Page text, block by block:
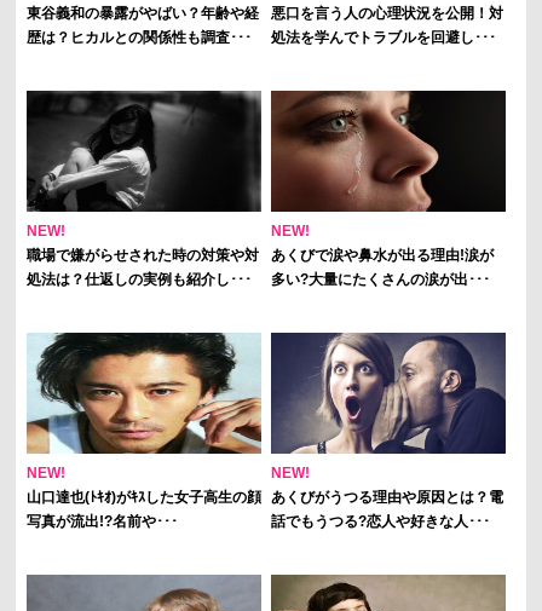
東谷義和の暴露がやばい？年齢や経
歴は？ヒカルとの関係性も調査･･･
悪口を言う人の心理状況を公開！対
処法を学んでトラブルを回避し･･･
NEW!
職場で嫌がらせされた時の対策や対
処法は？仕返しの実例も紹介し･･･
NEW!
あくびで涙や鼻水が出る理由!涙が
多い?大量にたくさんの涙が出･･･
NEW!
山口達也(ﾄｷｵ)がｷｽした女子高生の顔
写真が流出!?名前や･･･
NEW!
あくびがうつる理由や原因とは？電
話でもうつる?恋人や好きな人･･･